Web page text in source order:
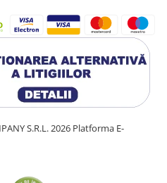
S.R.L. 2026 Platforma E-